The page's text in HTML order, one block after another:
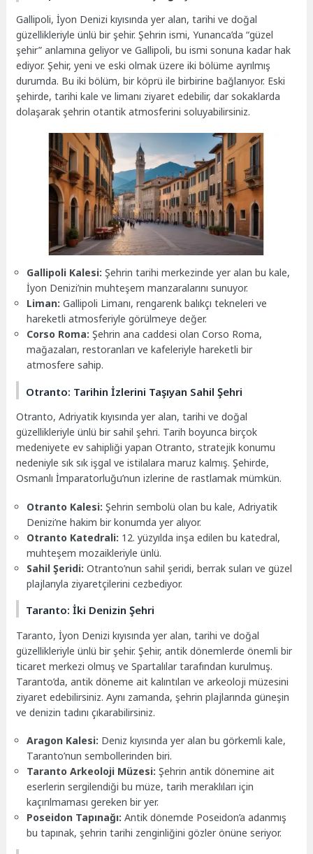
Gallipoli, İyon Denizi kıyısında yer alan, tarihi ve doğal
güzellikleriyle ünlü bir şehir. Şehrin ismi, Yunanca’da “güzel
şehir” anlamına geliyor ve Gallipoli, bu ismi sonuna kadar hak
ediyor. Şehir, yeni ve eski olmak üzere iki bölüme ayrılmış
durumda. Bu iki bölüm, bir köprü ile birbirine bağlanıyor. Eski
şehirde, tarihi kale ve limanı ziyaret edebilir, dar sokaklarda
dolaşarak şehrin otantik atmosferini soluyabilirsiniz.
Gallipoli Kalesi: Şehrin tarihi merkezinde yer alan bu kale,
İyon Denizi’nin muhteşem manzaralarını sunuyor.
Liman: Gallipoli Limanı, rengarenk balıkçı tekneleri ve
hareketli atmosferiyle görülmeye değer.
Corso Roma: Şehrin ana caddesi olan Corso Roma,
mağazaları, restoranları ve kafeleriyle hareketli bir
atmosfere sahip.
Otranto: Tarihin İzlerini Taşıyan Sahil Şehri
Otranto, Adriyatik kıyısında yer alan, tarihi ve doğal
güzellikleriyle ünlü bir sahil şehri. Tarih boyunca birçok
medeniyete ev sahipliği yapan Otranto, stratejik konumu
nedeniyle sık sık işgal ve istilalara maruz kalmış. Şehirde,
Osmanlı İmparatorluğu’nun izlerine de rastlamak mümkün.
Otranto Kalesi: Şehrin sembolü olan bu kale, Adriyatik
Denizi’ne hakim bir konumda yer alıyor.
Otranto Katedrali: 12. yüzyılda inşa edilen bu katedral,
muhteşem mozaikleriyle ünlü.
Sahil Şeridi: Otranto’nun sahil şeridi, berrak suları ve güzel
plajlarıyla ziyaretçilerini cezbediyor.
Taranto: İki Denizin Şehri
Taranto, İyon Denizi kıyısında yer alan, tarihi ve doğal
güzellikleriyle ünlü bir şehir. Şehir, antik dönemlerde önemli bir
ticaret merkezi olmuş ve Spartalılar tarafından kurulmuş.
Taranto’da, antik döneme ait kalıntıları ve arkeoloji müzesini
ziyaret edebilirsiniz. Aynı zamanda, şehrin plajlarında güneşin
ve denizin tadını çıkarabilirsiniz.
Aragon Kalesi: Deniz kıyısında yer alan bu görkemli kale,
Taranto’nun sembollerinden biri.
Taranto Arkeoloji Müzesi: Şehrin antik dönemine ait
eserlerin sergilendiği bu müze, tarih meraklıları için
kaçırılmaması gereken bir yer.
Poseidon Tapınağı: Antik dönemde Poseidon’a adanmış
bu tapınak, şehrin tarihi zenginliğini gözler önüne seriyor.